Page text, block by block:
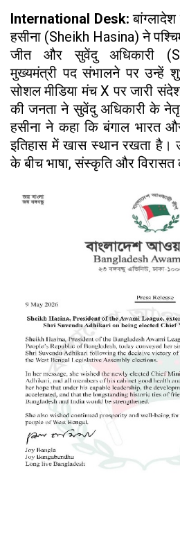
International Desk:
हसीना (Sheikh Hasina) ने
जीत और सुवेंदु अधिकारी
मुख्यमंत्री पद संभालने पर उन्हें
सोशल मीडिया मंच X पर जारी
की जनता ने सुवेंदु अधिकारी के
हसीना ने कहा कि बंगाल भारत
इतिहास में खास स्थान रखता है।
के बीच भाषा, संस्कृति और विरासत